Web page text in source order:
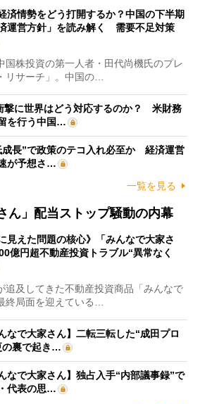
済情勢をどう打開するか？中国の下半期
運営方針」を読み解く 需要不足対策
株投資の第一人者・田代尚機氏のプレ
リサーチ」。中国の…
撃に世界はどう対応するのか？ 米財務
を行う中国…
成長”で政策のテコ入れ必至か 経済運営
が予想さ…
一覧を見る
ん」配当ストップ騒動の内幕
見えた問題の核心》「みんなで大家さ
億円超不動産投資トラブル“異常なく
及してきた不動産投資商品「みんなで
終局面を迎えている…
なで大家さん】二転三転した“成田プロ
の裏で起き…
なで大家さん】独占入手“内部議事録”で
代表の思…